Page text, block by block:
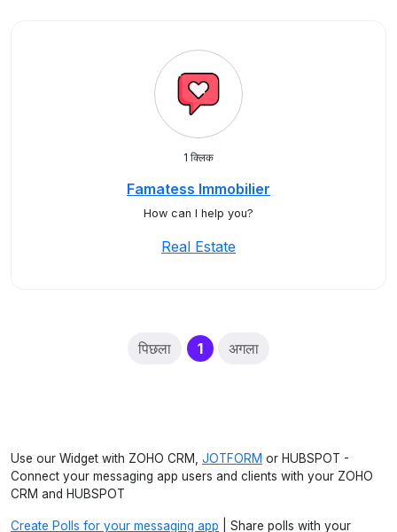
1 क्लिक
Famatess Immobilier
How can I help you?
Real Estate
पिछला 1(current)
अगला
Use our Widget with ZOHO CRM, JOTFORM or HUBSPOT -
Connect your messaging app users and clients with your ZOHO
CRM and HUBSPOT
Create Polls for your messaging app | Share polls with your